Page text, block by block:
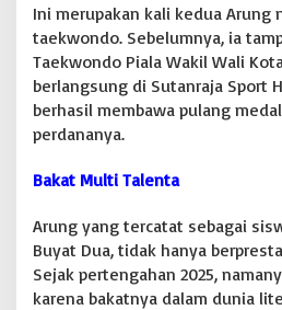
k
w
o
d
o
2
K
O
N
I
Ini merupakan kali kedua
taekwondo. Sebelumnya, ia
Taekwondo Piala Wakil Wali
berlangsung di Sutanraja Sport
berhasil membawa pulang
perdananya.
Bakat Multi Talenta
Arung yang tercatat sebagai
Buyat Dua, tidak hanya
Sejak pertengahan 2025,
karena bakatnya dalam dunia